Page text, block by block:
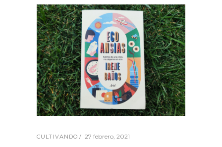
CULTIVANDO 27 febrero, 2021